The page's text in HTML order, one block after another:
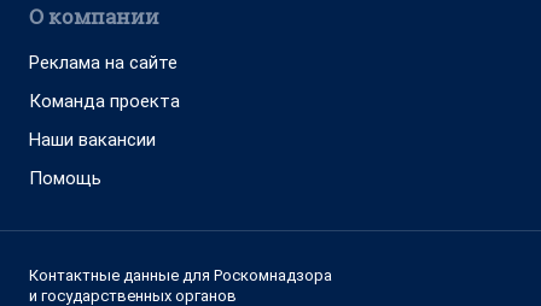
О компании
Реклама на сайте
Команда проекта
Наши вакансии
Помощь
Контактные данные для Роскомнадзора
и государственных органов